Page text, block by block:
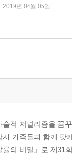
2019년 04월 05일
술적 저널리즘을 꿈
사 가족들과 함께 팟
률의 비밀』로 제31